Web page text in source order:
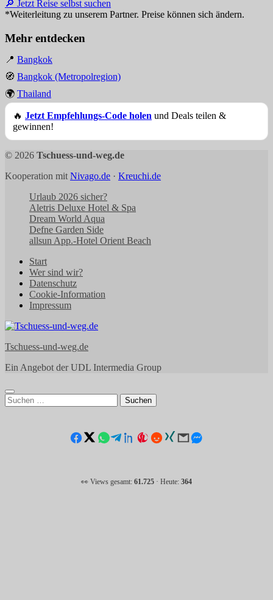
🔎 Jetzt Reise selbst suchen
*Weiterleitung zu unserem Partner. Preise können sich ändern.
Mehr entdecken
📍 Bangkok
🧭 Bangkok (Metropolregion)
🌍 Thailand
🔥 Jetzt Empfehlungs-Code holen und Deals teilen &
gewinnen!
© 2026 Tschuess-und-weg.de
Kooperation mit Nivago.de · Kreuchi.de
Urlaub 2026 sicher?
Aletris Deluxe Hotel & Spa
Dream World Aqua
Defne Garden Side
allsun App.-Hotel Orient Beach
Start
Wer sind wir?
Datenschutz
Cookie-Information
Impressum
Tschuess-und-weg.de
Ein Angebot der UDL Intermedia Group
Suchen
nach:
👀 Views gesamt: 61.725 · Heute: 364